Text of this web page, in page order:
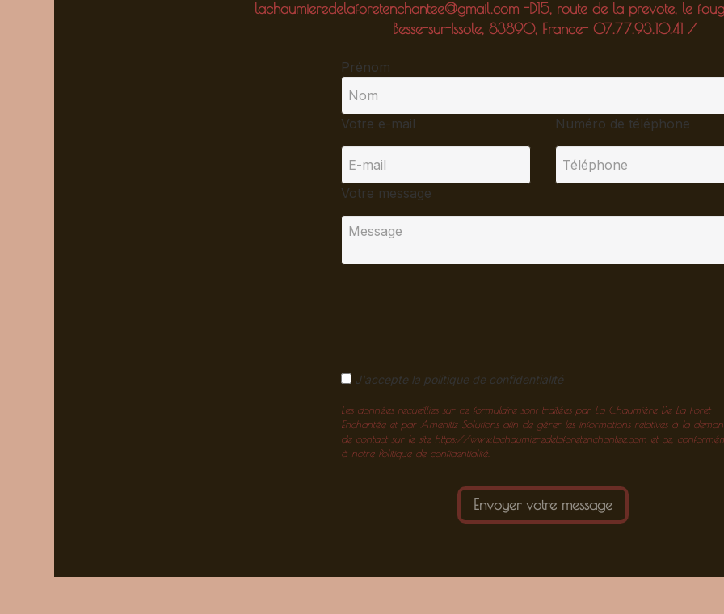
lachaumieredelaforetenchantee@gmail.com -D15, route de la prevote, le
Besse-sur-Issole, 83890, France- 07.77.93.10.41 /
Prénom
Votre e-mail Numéro de téléphone
Votre message
J'accepte la politique de confidentialité
Les données recueillies sur ce formulaire sont traitées par La Chaumière De La Foret
Enchantée et par Amenitiz Solutions afin de gérer les informations relatives à la
de contact sur le site https://www.lachaumieredelaforetenchantee.com et ce,
à notre Politique de confidentialité.